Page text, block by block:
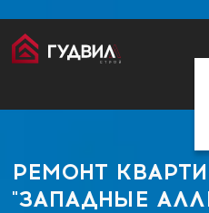
Главная Застройщики
РЕМОНТ
"ЗАПАДНЫЕ